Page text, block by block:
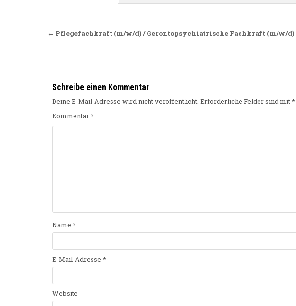
Beitragsnavigation
← Pflegefachkraft (m/w/d) / Gerontopsychiatrische Fachkraft (m/w/d)
Schreibe einen Kommentar
Deine E-Mail-Adresse wird nicht veröffentlicht. Erforderliche Felder sind mit*
Kommentar*
Name *
E-Mail-Adresse *
Website